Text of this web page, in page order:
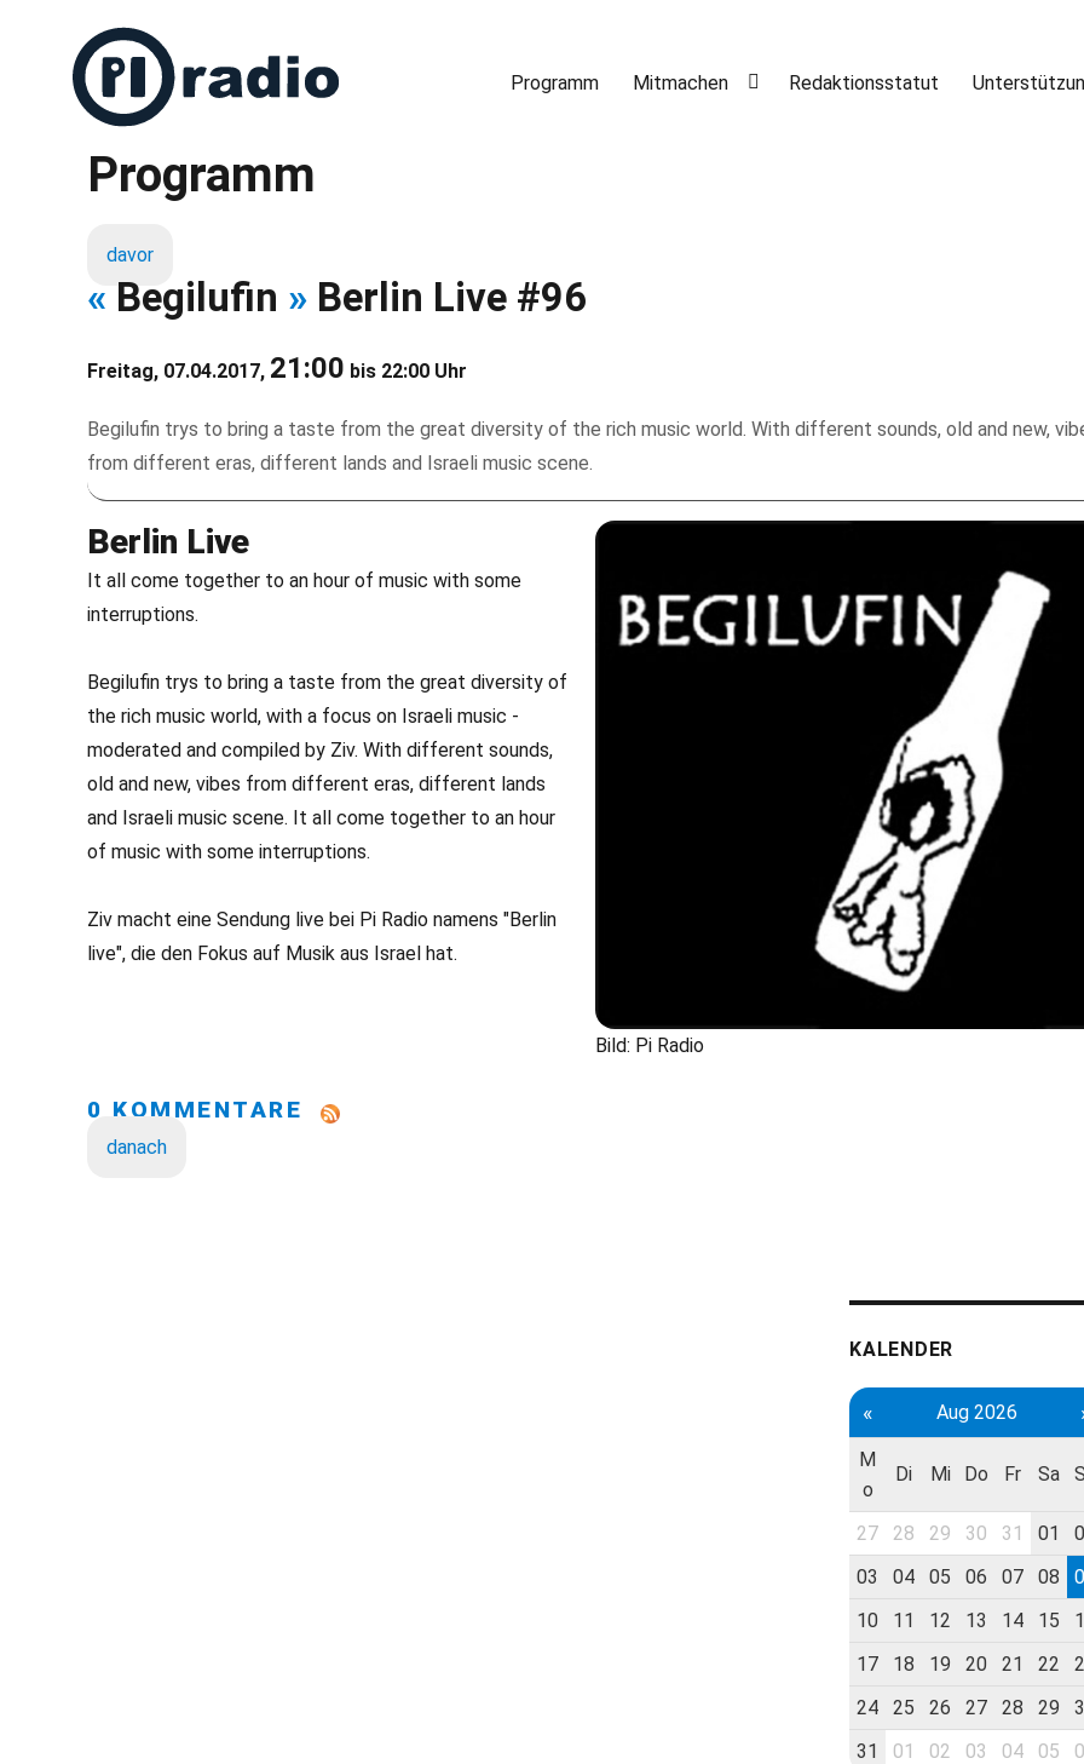
Freies Radio in Berlin
Programm Mitmachen Redaktionsstatut
Programm
davor
« Begilufin » Berlin Live #96
Freitag, 07.04.2017, 21:00 bis 22:00 Uhr
Begilufin trys to bring a taste from the great diversity of the rich music world. With different sounds, old and new,
from different eras, different lands and Israeli music scene.
Bild: Pi Radio
Berlin Live
It all come together to an hour of music with some
interruptions.
Begilufin trys to bring a taste from the great diversity of
the rich music world, with a focus on Israeli music -
moderated and compiled by Ziv. With different sounds,
old and new, vibes from different eras, different lands
and Israeli music scene. It all come together to an hour
of music with some interruptions.
Ziv macht eine Sendung live bei Pi Radio namens "Berlin
live", die den Fokus auf Musik aus Israel hat.
0 KOMMENTARE
danach
KALENDER
« Aug 2026
M
o
Di Mi Do Fr Sa
27 28 29 30 31 01
03
04 05 06 07 08
10
11 12 13 14 15
17
18 19 20 21 22
24
25 26 27 28 29
31
01 02 03 04 05